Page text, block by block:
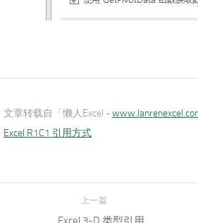
文章转载自「懒人Excel -
Excel R1C1 引用方式
上一篇